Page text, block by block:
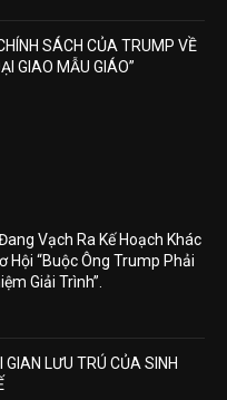
SÁCH CỦA TRUMP VỀ
GIAO MẪU GIÁO”
Vạch Ra Kế Hoạch Khác
Hội “Buộc Ông Trump Phải
Giải Trình”.
GIAN LƯU TRÚ CỦA SINH